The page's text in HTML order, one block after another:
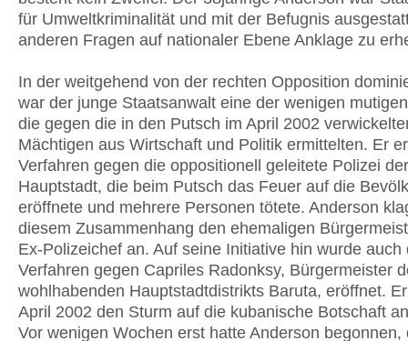
für Umweltkriminalität und mit der Befugnis
anderen Fragen auf nationaler Ebene Anklage zu
In der weitgehend von der rechten Opposition
war der junge Staatsanwalt eine der wenigen
die gegen die in den Putsch im April 2002
Mächtigen aus Wirtschaft und Politik ermittelten. Er
Verfahren gegen die oppositionell geleitete Polizei der
Hauptstadt, die beim Putsch das Feuer auf die
eröffnete und mehrere Personen tötete. Anderson
diesem Zusammenhang den ehemaligen
Ex-Polizeichef an. Auf seine Initiative hin wurde auch
Verfahren gegen Capriles Radonksy, Bürgermeister
wohlhabenden Hauptstadtdistrikts Baruta, eröffnet.
April 2002 den Sturm auf die kubanische Botschaft
Vor wenigen Wochen erst hatte Anderson begonnen,